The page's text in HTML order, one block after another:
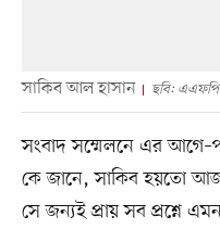
সাকিব আল হাসান ছবি: এএফপি
সংবাদ সম্মেলনে এর
কে জানে, সাকিব হয়তো
সে জন্যই প্রায় সব প্রশ্নে